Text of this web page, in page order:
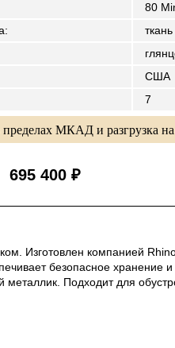
80
:
ткань
США
7
пределах МКАД и разгрузка
695 400 ₽
Изготовлен компанией
безопасное хранение и
Подходит для